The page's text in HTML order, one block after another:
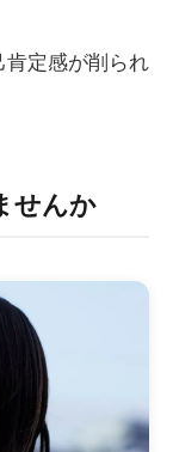
定感が削られ
せんか